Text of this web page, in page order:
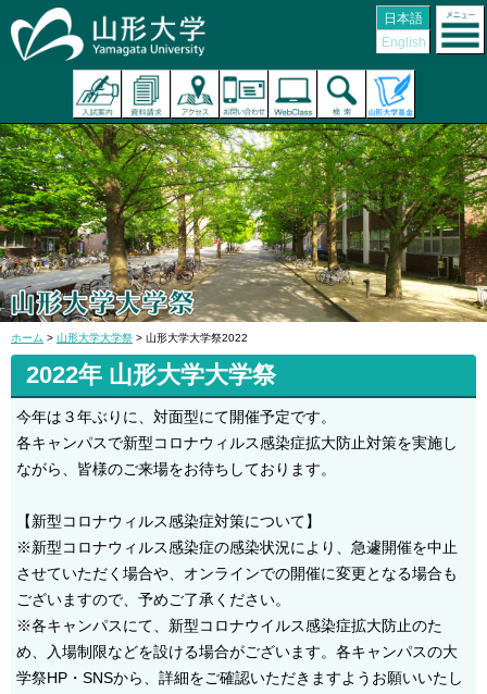
日本語
English
ホーム > 山形大学大学祭 > 山形大学大学祭2022
2022年 山形大学大学祭
今年は３年ぶりに、対面型にて開催予定です。
各キャンパスで新型コロナウィルス感染症拡大防止対策を実施し
ながら、皆様のご来場をお待ちしております。
【新型コロナウィルス感染症対策について】
※新型コロナウィルス感染症の感染状況により、急遽開催を中止
させていただく場合や、オンラインでの開催に変更となる場合も
ございますので、予めご了承ください。
※各キャンパスにて、新型コロナウイルス感染症拡大防止のた
め、入場制限などを設ける場合がございます。各キャンパスの大
学祭HP・SNSから、詳細をご確認いただきますようお願いいたし